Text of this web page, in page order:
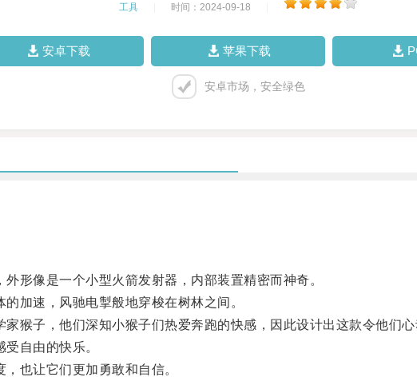
工具 时间：2024-09-18
安卓下载 苹果下载
安卓市场，安全绿色
像是一个小型火箭发射器，内部装置精密而神奇。
速，风驰电掣般地穿梭在树林之间。
子，他们深知小猴子们热爱奔跑的快感，因此设计出这款令他们心
自由的快乐。
也让它们更加勇敢和自信。